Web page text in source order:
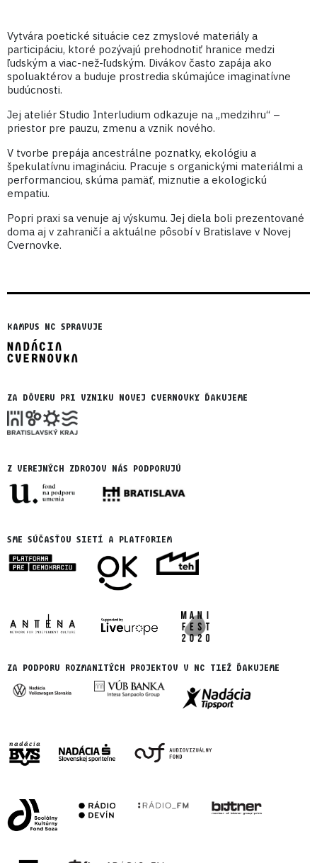
Vytvára poetické situácie cez zmyslové materiály a
participáciu, ktoré pozývajú prehodnotiť hranice medzi
ľudským a viac-než-ľudským. Divákov často zapája ako
spoluaktérov a buduje prostredia skúmajúce imaginatívne
budúcnosti.
Jej ateliér Studio Interludium odkazuje na „medzihru“ –
priestor pre pauzu, zmenu a vznik nového.
V tvorbe prepája ancestrálne poznatky, ekológiu a
špekulatívnu imagináciu. Pracuje s organickými materiálmi a
performanciou, skúma pamäť, miznutie a ekologickú
empatiu.
Popri praxi sa venuje aj výskumu. Jej diela boli prezentované
doma aj v zahraničí a aktuálne pôsobí v Bratislave v Novej
Cvernovke.
KAMPUS NC SPRAVUJE
ZA DÔVERU PRI VZNIKU NOVEJ CVERNOVKY ĎAKUJEME
Z VEREJNÝCH ZDROJOV NÁS PODPORUJÚ
SME SÚČASŤOU SIETÍ A PLATFORIEM
ZA PODPORU ROZMANITÝCH PROJEKTOV V NC TIEŽ ĎAKUJEME